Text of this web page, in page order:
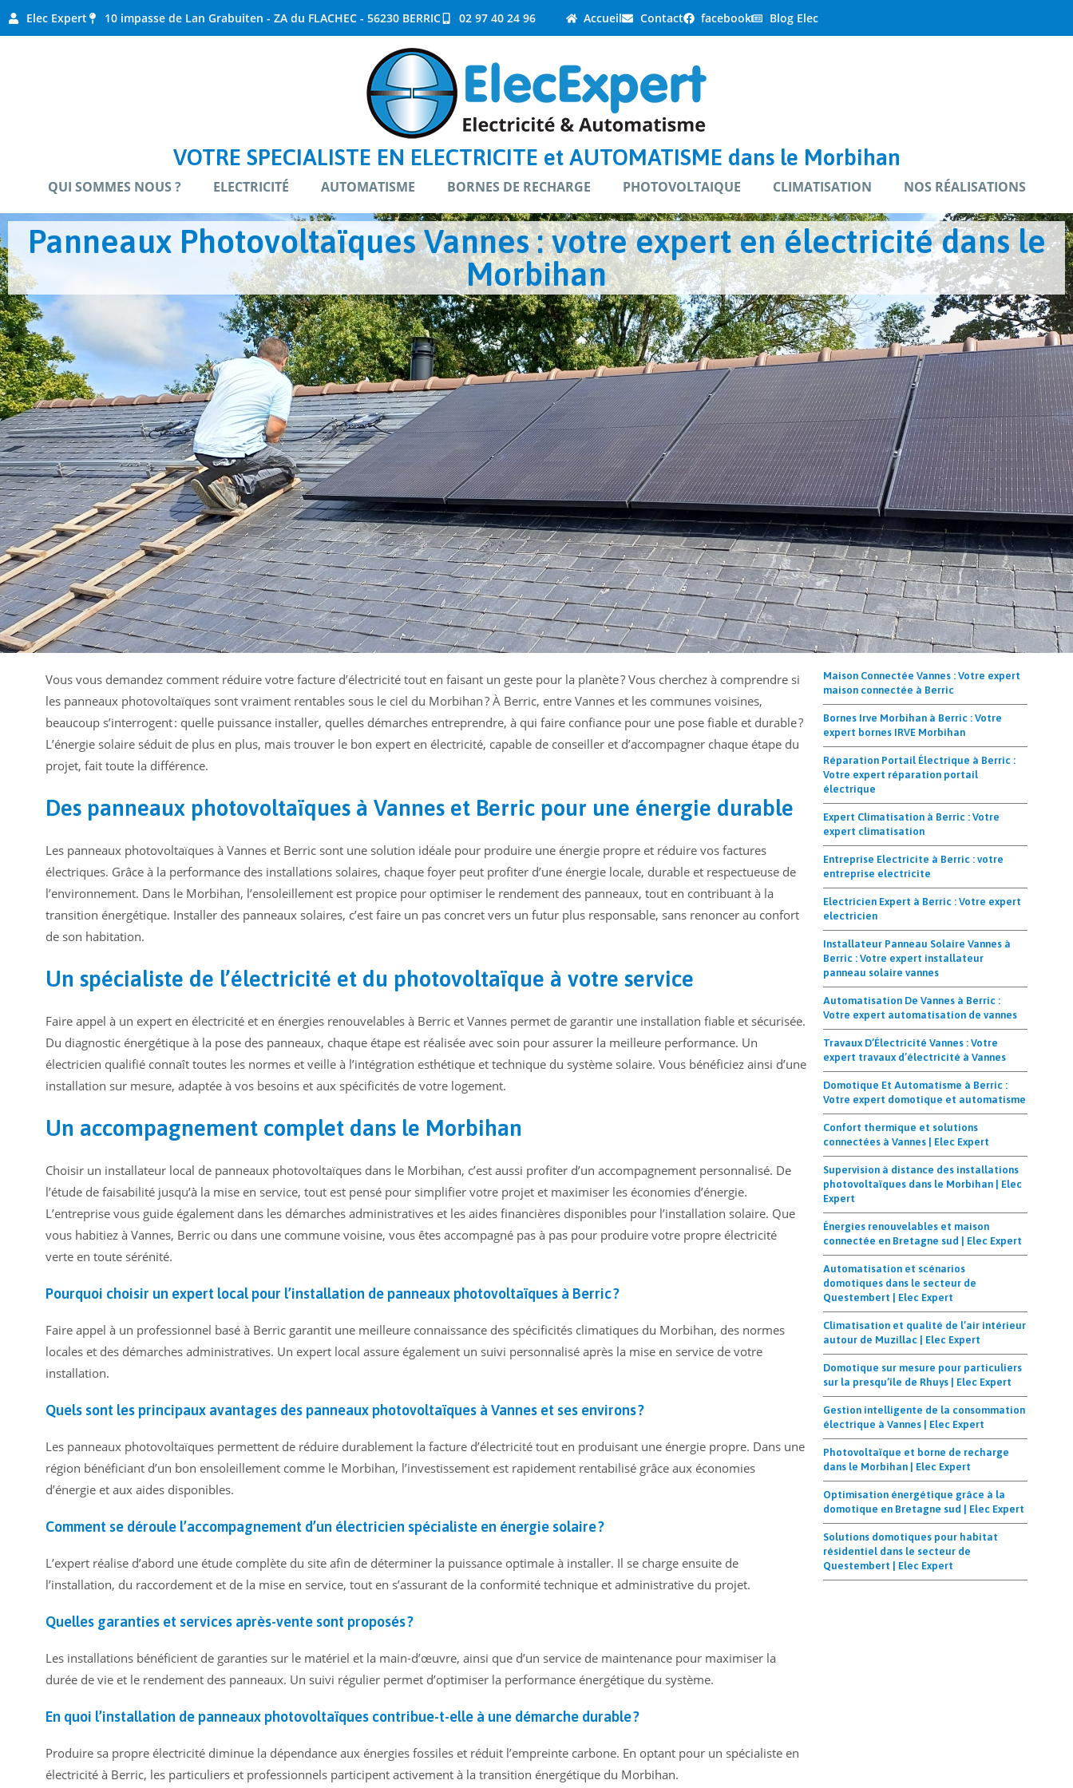
Elec Expert 10 impasse de Lan Grabuiten - ZA du FLACHEC - 56230 BERRIC 02 97 40 24 96 Accueil Contact facebook Blog Elec
VOTRE SPECIALISTE EN ELECTRICITE et AUTOMATISME dans le Morbihan
QUI SOMMES NOUS ? ELECTRICITÉ AUTOMATISME BORNES DE RECHARGE PHOTOVOLTAIQUE CLIMATISATION NOS RÉALISATIONS
Panneaux Photovoltaïques Vannes : votre expert en électricité dans le
Morbihan
Vous vous demandez comment réduire votre facture d’électricité tout en faisant un geste pour la planète ? Vous cherchez à comprendre si
les panneaux photovoltaïques sont vraiment rentables sous le ciel du Morbihan ? À Berric, entre Vannes et les communes voisines,
beaucoup s’interrogent : quelle puissance installer, quelles démarches entreprendre, à qui faire confiance pour une pose fiable et durable ?
L’énergie solaire séduit de plus en plus, mais trouver le bon expert en électricité, capable de conseiller et d’accompagner chaque étape du
projet, fait toute la différence.
Des panneaux photovoltaïques à Vannes et Berric pour une énergie durable
Les panneaux photovoltaïques à Vannes et Berric sont une solution idéale pour produire une énergie propre et réduire vos factures
électriques. Grâce à la performance des installations solaires, chaque foyer peut profiter d’une énergie locale, durable et respectueuse de
l’environnement. Dans le Morbihan, l’ensoleillement est propice pour optimiser le rendement des panneaux, tout en contribuant à la
transition énergétique. Installer des panneaux solaires, c’est faire un pas concret vers un futur plus responsable, sans renoncer au confort
de son habitation.
Un spécialiste de l’électricité et du photovoltaïque à votre service
Faire appel à un expert en électricité et en énergies renouvelables à Berric et Vannes permet de garantir une installation fiable et sécurisée.
Du diagnostic énergétique à la pose des panneaux, chaque étape est réalisée avec soin pour assurer la meilleure performance. Un
électricien qualifié connaît toutes les normes et veille à l’intégration esthétique et technique du système solaire. Vous bénéficiez ainsi d’une
installation sur mesure, adaptée à vos besoins et aux spécificités de votre logement.
Un accompagnement complet dans le Morbihan
Choisir un installateur local de panneaux photovoltaïques dans le Morbihan, c’est aussi profiter d’un accompagnement personnalisé. De
l’étude de faisabilité jusqu’à la mise en service, tout est pensé pour simplifier votre projet et maximiser les économies d’énergie.
L’entreprise vous guide également dans les démarches administratives et les aides financières disponibles pour l’installation solaire. Que
vous habitiez à Vannes, Berric ou dans une commune voisine, vous êtes accompagné pas à pas pour produire votre propre électricité
verte en toute sérénité.
Pourquoi choisir un expert local pour l’installation de panneaux photovoltaïques à Berric ?
Faire appel à un professionnel basé à Berric garantit une meilleure connaissance des spécificités climatiques du Morbihan, des normes
locales et des démarches administratives. Un expert local assure également un suivi personnalisé après la mise en service de votre
installation.
Quels sont les principaux avantages des panneaux photovoltaïques à Vannes et ses environs ?
Les panneaux photovoltaïques permettent de réduire durablement la facture d’électricité tout en produisant une énergie propre. Dans une
région bénéficiant d’un bon ensoleillement comme le Morbihan, l’investissement est rapidement rentabilisé grâce aux économies
d’énergie et aux aides disponibles.
Comment se déroule l’accompagnement d’un électricien spécialiste en énergie solaire ?
L’expert réalise d’abord une étude complète du site afin de déterminer la puissance optimale à installer. Il se charge ensuite de
l’installation, du raccordement et de la mise en service, tout en s’assurant de la conformité technique et administrative du projet.
Quelles garanties et services après-vente sont proposés ?
Les installations bénéficient de garanties sur le matériel et la main-d’œuvre, ainsi que d’un service de maintenance pour maximiser la
durée de vie et le rendement des panneaux. Un suivi régulier permet d’optimiser la performance énergétique du système.
En quoi l’installation de panneaux photovoltaïques contribue-t-elle à une démarche durable ?
Produire sa propre électricité diminue la dépendance aux énergies fossiles et réduit l’empreinte carbone. En optant pour un spécialiste en
électricité à Berric, les particuliers et professionnels participent activement à la transition énergétique du Morbihan.
Maison Connectée Vannes : Votre expert
maison connectée à Berric
Bornes Irve Morbihan à Berric : Votre
expert bornes IRVE Morbihan
Réparation Portail Électrique à Berric :
Votre expert réparation portail
électrique
Expert Climatisation à Berric : Votre
expert climatisation
Entreprise Electricite à Berric : votre
entreprise electricite
Electricien Expert à Berric : Votre expert
electricien
Installateur Panneau Solaire Vannes à
Berric : Votre expert installateur
panneau solaire vannes
Automatisation De Vannes à Berric :
Votre expert automatisation de vannes
Travaux D’Électricité Vannes : Votre
expert travaux d’électricité à Vannes
Domotique Et Automatisme à Berric :
Votre expert domotique et automatisme
Confort thermique et solutions
connectées à Vannes | Elec Expert
Supervision à distance des installations
photovoltaïques dans le Morbihan | Elec
Expert
Énergies renouvelables et maison
connectée en Bretagne sud | Elec Expert
Automatisation et scénarios
domotiques dans le secteur de
Questembert | Elec Expert
Climatisation et qualité de l’air intérieur
autour de Muzillac | Elec Expert
Domotique sur mesure pour particuliers
sur la presqu’île de Rhuys | Elec Expert
Gestion intelligente de la consommation
électrique à Vannes | Elec Expert
Photovoltaïque et borne de recharge
dans le Morbihan | Elec Expert
Optimisation énergétique grâce à la
domotique en Bretagne sud | Elec Expert
Solutions domotiques pour habitat
résidentiel dans le secteur de
Questembert | Elec Expert